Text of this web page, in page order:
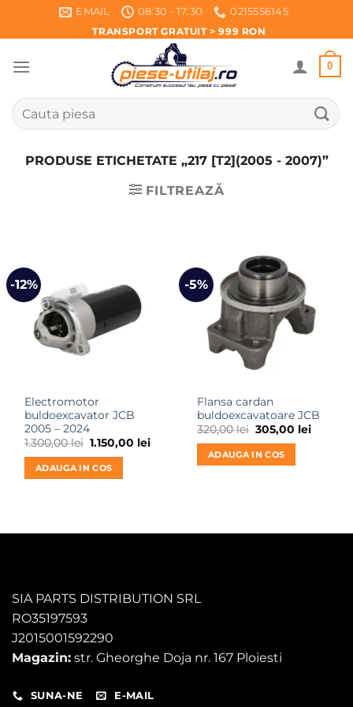
EMAIL 08:30 - 17:30
0215556145
TRANSPORT GRATUIT > 999 RON
0
Caută
după:
PRODUSE ETICHETATE „217 [T2](2005 - 2007)”
FILTREAZĂ
-12%
Electromotor
buldoexcavator JCB
2005 – 2024
1.300,00lei Prețul
inițial
a
fost:
1.300,00 lei.
1.150,00 leiPrețul
ADAUGA IN COS
-5%
Flansa cardan
buldoexcavatoare JCB
320,00lei Prețul
inițial
a
fost:
320,00 lei.
305,00 leiPrețul
ADAUGA IN COS
SIA PARTS DISTRIBUTION SRL
RO35197593
J2015001592290
Magazin: str. Gheorghe Doja nr. 167 Ploiesti
SUNA-NE E-MAIL